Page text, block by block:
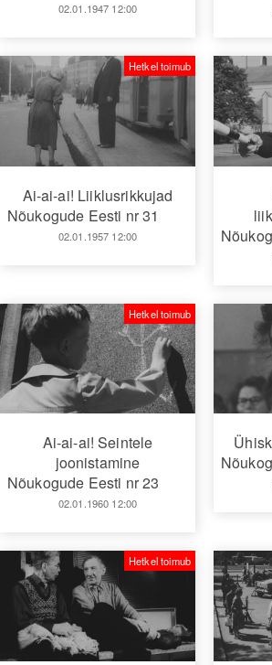
02.01.1947 12:00
Ai-ai-ai! Liiklusrikkujad
Nõukogude Eesti nr 31
02.01.1957 12:00
Hetkel toimub
Ai-ai-ai! Seintele
joonistamine
Nõukogude Eesti nr 23
02.01.1960 12:00
Hetkel toimub
Hetkel toimub